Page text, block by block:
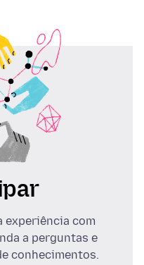
experiência com
a perguntas e
conhecimentos.